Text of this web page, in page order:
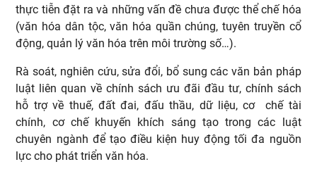
thực tiễn đặt ra và những vấn đề chưa được thể chế hóa
(văn hóa dân tộc, văn hóa quần chúng, tuyên truyền cổ
động, quản lý văn hóa trên môi trường số…).
Rà soát, nghiên cứu, sửa đổi, bổ sung các văn bản pháp
luật liên quan về chính sách ưu đãi đầu tư, chính sách
hỗ trợ về thuế, đất đai, đấu thầu, dữ liệu, cơ chế tài
chính, cơ chế khuyến khích sáng tạo trong các luật
chuyên ngành để tạo điều kiện huy động tối đa nguồn
lực cho phát triển văn hóa.